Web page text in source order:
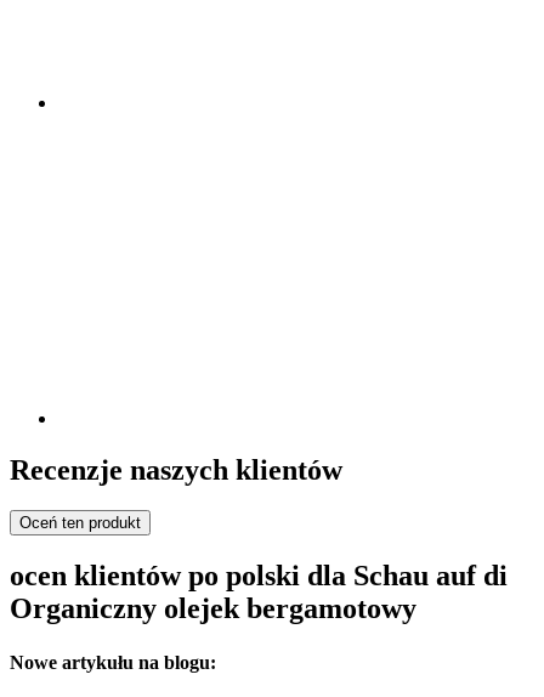
Recenzje naszych klientów
Oceń ten produkt
ocen klientów po polski dla Schau auf di
Organiczny olejek bergamotowy
Nowe artykułu na blogu: